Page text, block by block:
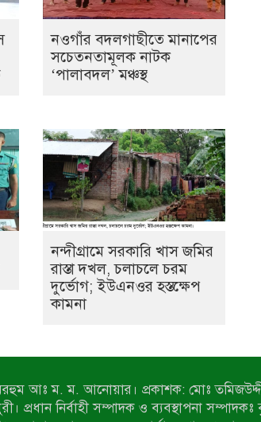
নওগাঁর বদলগাছীতে মানাপের
সচেতনতামূলক নাটক
‘পালাবদল’ মঞ্চস্থ
নন্দীগ্রামে সরকারি খাস জমির
রাস্তা দখল, চলাচলে চরম
দুর্ভোগ; ইউএনওর হস্তক্ষেপ
কামনা
মরহুম আঃ ম. ম. আনোয়ার। প্রকাশক: মোঃ
প্রধান নির্বাহী সম্পাদক ও ব্যবস্থাপনা